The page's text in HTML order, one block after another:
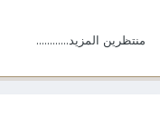
منتظرين المزيد............